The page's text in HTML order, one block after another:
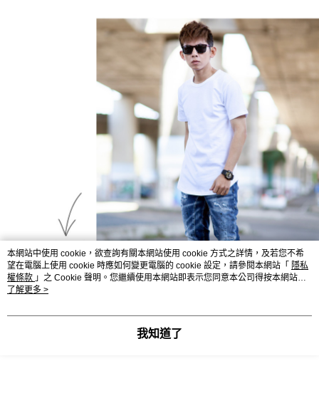
本網站中使用 cookie，欲查詢有關本網站使用 cookie 方式之詳情，及若您不希
望在電腦上使用 cookie 時應如何變更電腦的 cookie 設定，請參閱本網站「 隱私
權條款 」之 Cookie 聲明。您繼續使用本網站即表示您同意本公司得按本網站使
用條款之 Cookie 聲明使用 cookie。
了解更多 >
我知道了